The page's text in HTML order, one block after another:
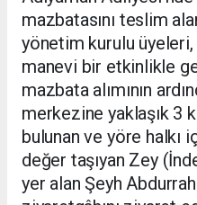
mazbatasını teslim
yönetim kurulu üyeleri,
manevi bir etkinlikle
mazbata alımının
merkezine yaklaşık 3
bulunan ve yöre halkı
değer taşıyan Zey
yer alan Şeyh